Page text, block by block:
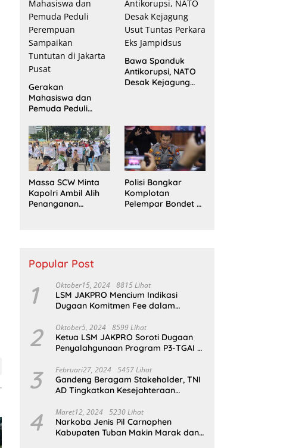
Gerakan
Mahasiswa dan
Pemuda Peduli
Sampaikan
Tuntutan di Jakarta
Pusat
Bawa Spanduk
Antikorupsi, NATO
Desak Kejagung
Massa SCW Minta
Kapolri Ambil Alih
Penanganan
Polisi Bongkar
Komplotan
Pelempar Bondet di
Popular Post
1 Oktober15, 2024 8815 Lihat
LSM JAKPRO Mencium Indikasi
Dugaan Komitmen Fee dalam
Sukapura
2 Oktober5, 2024 8599 Lihat
Ketua LSM JAKPRO Soroti Dugaan
Penyalahgunaan Program P3-TGAI di
3 Februari27, 2024 5457 Lihat
Gandeng Beragam Stakeholder, TNI
AD Tingkatkan Kesejahteraan
4 Maret12, 2024 5230 Lihat
Narkoba Jenis Pil Carnophen
Kabupaten Tuban Makin Marak dan